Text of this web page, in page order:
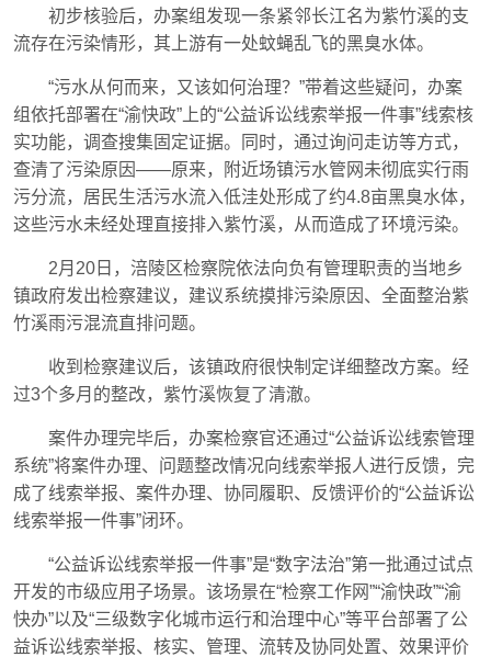
初步核验后，办案组发现一条紧邻长江名为紫竹溪的支
流存在污染情形，其上游有一处蚊蝇乱飞的黑臭水体。
“污水从何而来，又该如何治理？”带着这些疑问，办案
组依托部署在“渝快政”上的“公益诉讼线索举报一件事”线索核
实功能，调查搜集固定证据。同时，通过询问走访等方式，
查清了污染原因——原来，附近场镇污水管网未彻底实行雨
污分流，居民生活污水流入低洼处形成了约4.8亩黑臭水体，
这些污水未经处理直接排入紫竹溪，从而造成了环境污染。
2月20日，涪陵区检察院依法向负有管理职责的当地乡
镇政府发出检察建议，建议系统摸排污染原因、全面整治紫
竹溪雨污混流直排问题。
收到检察建议后，该镇政府很快制定详细整改方案。经
过3个多月的整改，紫竹溪恢复了清澈。
案件办理完毕后，办案检察官还通过“公益诉讼线索管理
系统”将案件办理、问题整改情况向线索举报人进行反馈，完
成了线索举报、案件办理、协同履职、反馈评价的“公益诉讼
线索举报一件事”闭环。
“公益诉讼线索举报一件事”是“数字法治”第一批通过试点
开发的市级应用子场景。该场景在“检察工作网”“渝快政”“渝
快办”以及“三级数字化城市运行和治理中心”等平台部署了公
益诉讼线索举报、核实、管理、流转及协同处置、效果评价